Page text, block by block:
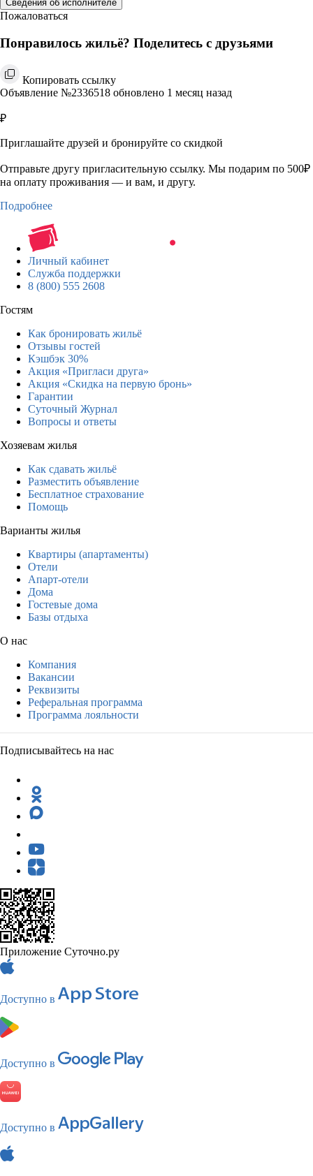
Сведения об исполнителе
Пожаловаться
Понравилось жильё? Поделитесь с друзьями
Копировать ссылку
Объявление №2336518 обновлено 1 месяц назад
₽
Приглашайте друзей и бронируйте со скидкой
Отправьте другу пригласительную ссылку. Мы подарим по 500₽
на оплату проживания — и вам, и другу.
Подробнее
Личный кабинет
Служба поддержки
8 (800) 555 2608
Гостям
Как бронировать жильё
Отзывы гостей
Кэшбэк 30%
Акция «Пригласи друга»
Акция «Скидка на первую бронь»
Гарантии
Суточный Журнал
Вопросы и ответы
Хозяевам жилья
Как сдавать жильё
Разместить объявление
Бесплатное страхование
Помощь
Варианты жилья
Квартиры (апартаменты)
Отели
Апарт-отели
Дома
Гостевые дома
Базы отдыха
О нас
Компания
Вакансии
Реквизиты
Реферальная программа
Программа лояльности
Подписывайтесь на нас
Приложение Суточно.ру
Доступно в
Доступно в
Доступно в